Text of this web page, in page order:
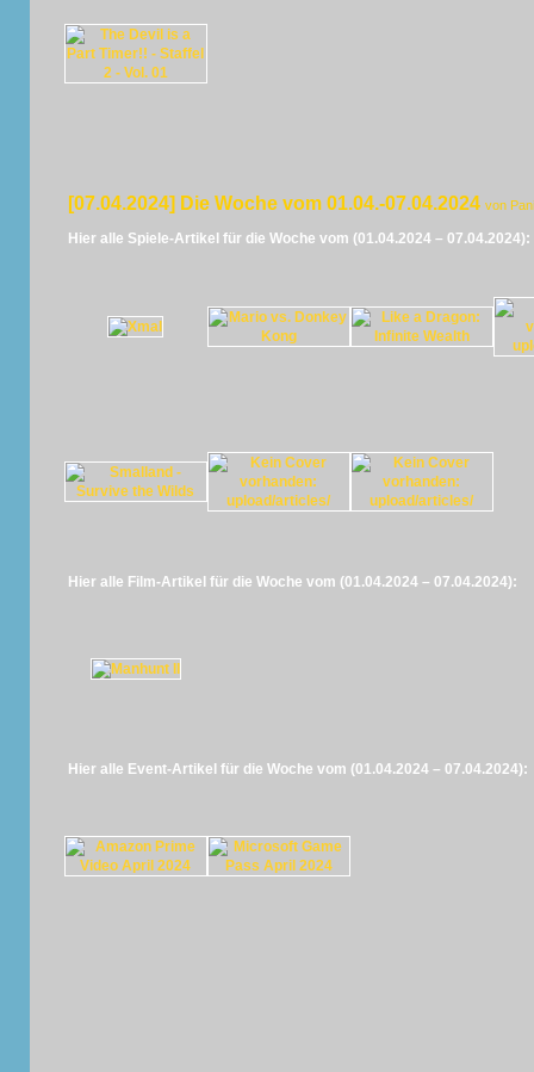
[07.04.2024] Die Woche vom 01.04.-07.04.2024 von
Hier alle Spiele-Artikel für die Woche vom (01.04.2024 – 07.04.2024):
Hier alle Film-Artikel für die Woche vom (01.04.2024 – 07.04.2024):
Hier alle Event-Artikel für die Woche vom (01.04.2024 – 07.04.2024):